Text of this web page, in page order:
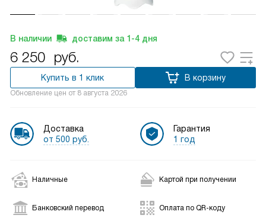
В наличии доставим за 1-4 дня
6 250 руб.
Купить в 1 клик В корзину
Обновление цен от 8 августа 2026
Доставка
от 500 руб.
Гарантия
1 год
Наличные Картой при получении
Банковский перевод Оплата по QR-коду